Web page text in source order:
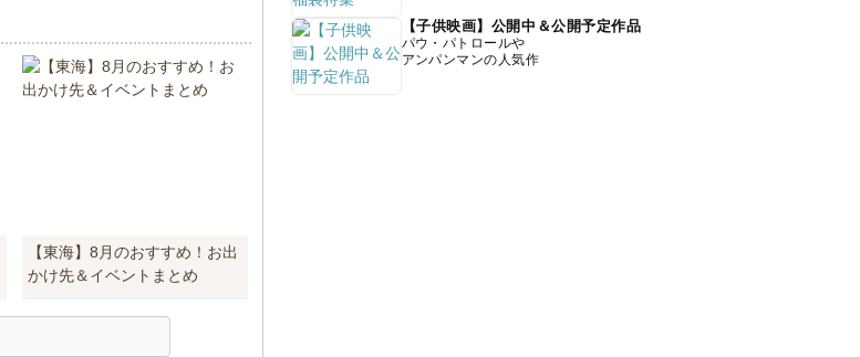
【東海】8月のおすすめ！お出
かけ先＆イベントまとめ
【子供映画】公開中＆公開予定作品
パウ・パトロールや
アンパンマンの人気作